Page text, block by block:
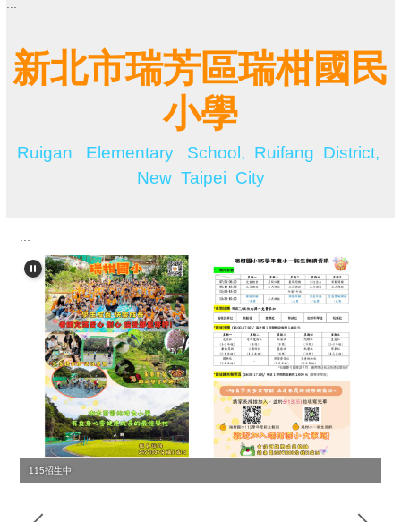
跳
主
要
內
:::
新北市瑞芳區瑞柑國民
小學
Ruigan Elementary School, Ruifang District,
New Taipei City
:::
115招生中